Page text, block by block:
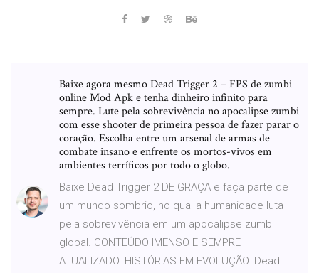
Baixe agora mesmo Dead Trigger 2 – FPS de zumbi
online Mod Apk e tenha dinheiro infinito para
sempre. Lute pela sobrevivência no apocalipse zumbi
com esse shooter de primeira pessoa de fazer parar o
coração. Escolha entre um arsenal de armas de
combate insano e enfrente os mortos-vivos em
ambientes terríficos por todo o globo.
Baixe Dead Trigger 2 DE GRAÇA e faça parte de
um mundo sombrio, no qual a humanidade luta
pela sobrevivência em um apocalipse zumbi
global. CONTEÚDO IMENSO E SEMPRE
ATUALIZADO. HISTÓRIAS EM EVOLUÇÃO. Dead